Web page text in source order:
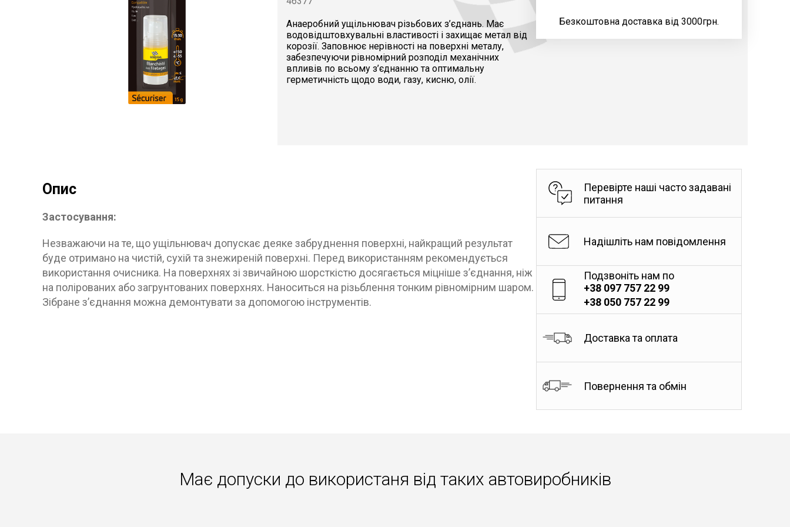
ПОВЕРНЕННЯ ТА ОБМIН
ЗАХИСТ ВIД ПIДРОБОК
Анаеробний ущільнювач різьбових з’єднань. Має
водовідштовхувальні властивості і захищає метал від
корозії. Заповнює нерівності на поверхні металу,
забезпечуючи рівномірний розподіл механічних
впливів по всьому з’єднанню та оптимальну
герметичність щодо води, газу, кисню, олії.
Безкоштовна доставка від 3000грн.
Опис
Застосування:
Незважаючи на те, що ущільнювач допускає деяке забруднення поверхні, найкращий результат
буде отримано на чистій, сухій та знежиреній поверхні. Перед використанням рекомендується
використання очисника. На поверхнях зі звичайною шорсткістю досягається міцніше з’єднання, ніж
на полірованих або загрунтованих поверхнях. Наноситься на різьблення тонким рівномірним шаром.
Зібране з’єднання можна демонтувати за допомогою інструментів.
Перевірте наші часто задавані
питання
Надішліть нам повідомлення
Подзвоніть нам по
+38 097 757 22 99
+38 050 757 22 99
Доставка та оплата
Повернення та обмін
Має допуски до використаня вiд таких автовиробників